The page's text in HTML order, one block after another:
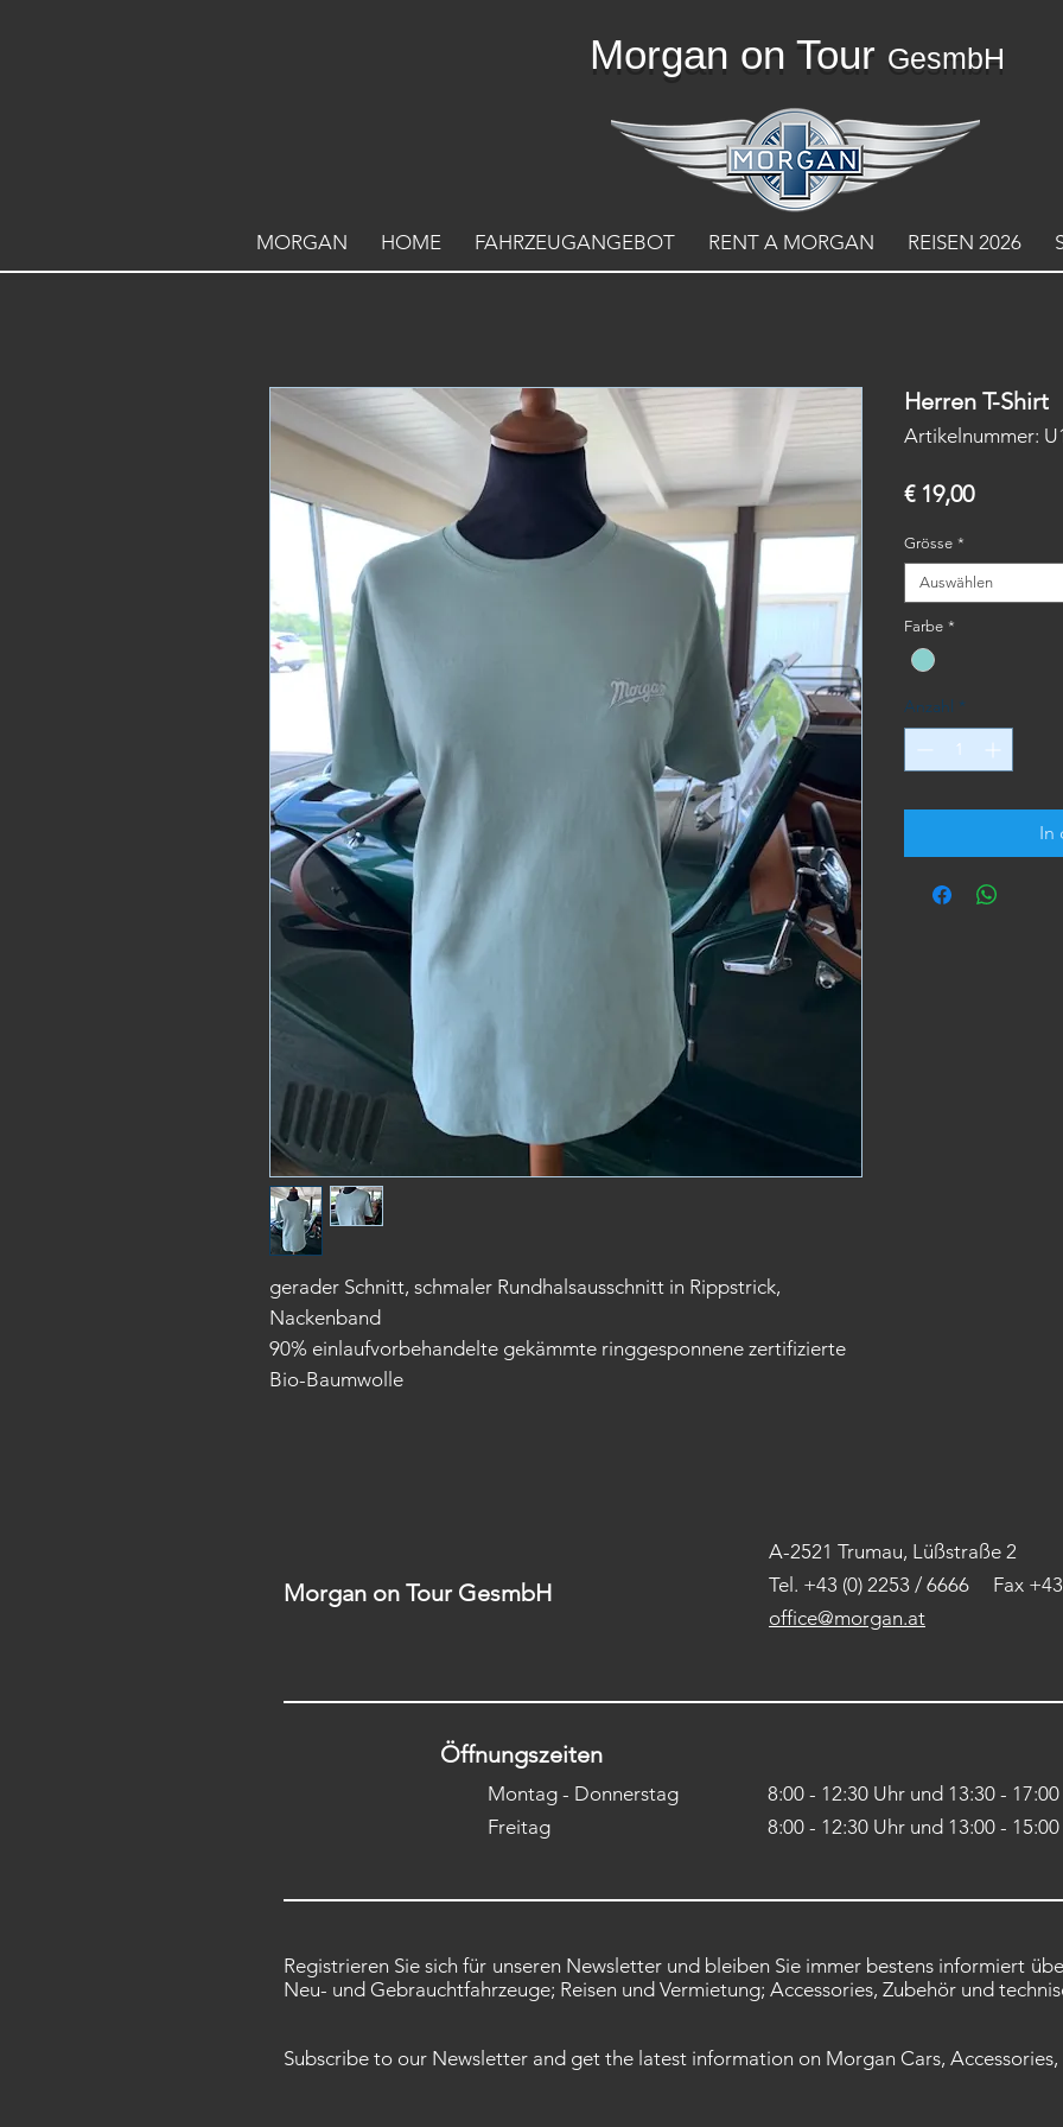
Morgan on Tour GesmbH
MORGAN HOME FAHRZEUGANGEBOT RENT A MORGAN REISEN 2026
gerader Schnitt, schmaler Rundhalsausschnitt in Rippstrick,
Nackenband
90% einlaufvorbehandelte gekämmte ringgesponnene zertifizierte
Bio-Baumwolle
Herren T-Shirt
Artikelnummer:
€ 19,00Preis
Grösse *
Auswählen
Farbe *
Anzahl *
In
Morgan on Tour GesmbH​
A-2521 Trumau, Lüßstraße 2
Tel. +43 (0) 2253 / 6666 Fax +43
office@morgan.at
Öffnungszeiten
Montag - Donnerstag
Freitag
8:00 - 12:30 Uhr und 13:30 -
8:00 - 12:30 Uhr und 13:00 -
Registrieren Sie sich für unseren Newsletter und bleiben Sie immer bestens informiert
Neu- und Gebrauchtfahrzeuge; Reisen und Vermietung; Accessories, Zubehör und
Subscribe to our Newsletter and get the latest information on Morgan Cars, Accessories,